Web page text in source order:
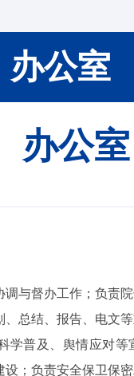
办公室
办公室
督办工作；负责院
总结、报告、电文
学普及、舆情应对
；负责安全保卫保